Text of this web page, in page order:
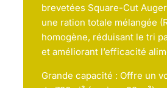
brevetées Square-Cut
une ration totale mélangée
homogène, réduisant le tri
et améliorant l’efficacité
Grande capacité : Offre un